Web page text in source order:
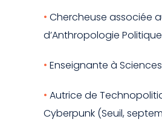
Chercheuse associée
d’Anthropologie Politique
Enseignante à
Autrice de
Cyberpunk (Seuil,